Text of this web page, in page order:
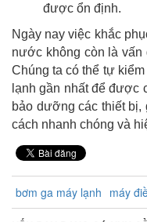
được ổn định.
Ngày nay việc khắc
nước không còn là
Chúng ta có thể tự
lạnh gần nhất để được
bảo dưỡng các thiết bị,
cách nhanh chóng và
bơm ga máy lạnh máy